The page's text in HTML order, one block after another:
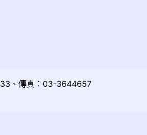
、傳真：03-3644657